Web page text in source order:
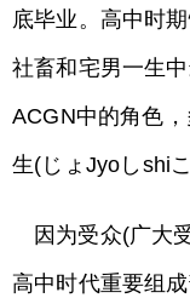
底毕业。高中时
社畜和宅男一生
ACGN中的角色
生(じょJyoしshi
因为受众(广大
高中时代重要组